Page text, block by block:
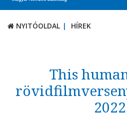
NYITÓOLDAL HÍREK
DOKUMENTUMTÁR
PÁLYÁZATOK / DÍJAK
NYITÓOLDAL HÍREK
This